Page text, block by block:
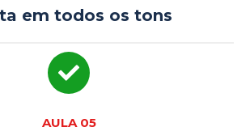
em todos os tons
AULA 05